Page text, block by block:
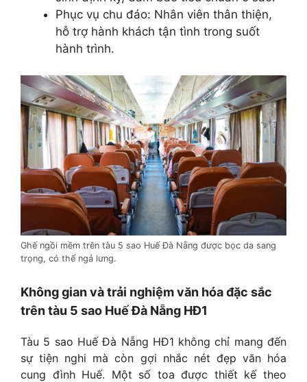
Phục vụ chu đáo: Nhân viên thân thiện,
hỗ trợ hành khách tận tình trong suốt
hành trình.
Ghế ngồi mềm trên tàu 5 sao Huế Đà Nẵng được bọc da sang
trọng, có thể ngả lưng.
Không gian và trải nghiệm văn hóa đặc sắc
trên tàu 5 sao Huế Đà Nẵng HĐ1
Tàu 5 sao Huế Đà Nẵng HĐ1 không chỉ mang đến
sự tiện nghi mà còn gợi nhắc nét đẹp văn hóa
cung đình Huế. Một số toa được thiết kế theo